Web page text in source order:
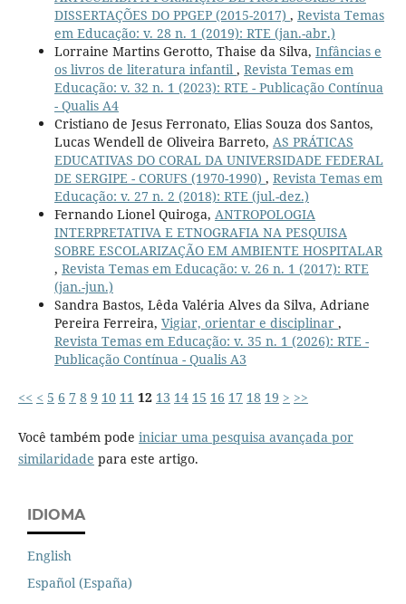
DISSERTAÇÕES DO PPGEP (2015-2017) , Revista Temas
em Educação: v. 28 n. 1 (2019): RTE (jan.-abr.)
Lorraine Martins Gerotto, Thaise da Silva, Infâncias e
os livros de literatura infantil , Revista Temas em
Educação: v. 32 n. 1 (2023): RTE - Publicação Contínua
- Qualis A4
Cristiano de Jesus Ferronato, Elias Souza dos Santos,
Lucas Wendell de Oliveira Barreto, AS PRÁTICAS
EDUCATIVAS DO CORAL DA UNIVERSIDADE FEDERAL
DE SERGIPE - CORUFS (1970-1990) , Revista Temas em
Educação: v. 27 n. 2 (2018): RTE (jul.-dez.)
Fernando Lionel Quiroga, ANTROPOLOGIA
INTERPRETATIVA E ETNOGRAFIA NA PESQUISA
SOBRE ESCOLARIZAÇÃO EM AMBIENTE HOSPITALAR
, Revista Temas em Educação: v. 26 n. 1 (2017): RTE
(jan.-jun.)
Sandra Bastos, Lêda Valéria Alves da Silva, Adriane
Pereira Ferreira, Vigiar, orientar e disciplinar ,
Revista Temas em Educação: v. 35 n. 1 (2026): RTE -
Publicação Contínua - Qualis A3
<< < 5 6 7 8 9 10 11 12 13 14 15 16 17 18 19 > >>
Você também pode iniciar uma pesquisa avançada por
similaridade para este artigo.
IDIOMA
English
Español (España)